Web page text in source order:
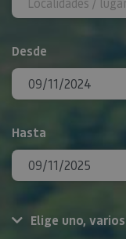
Desde
Hasta
Elige uno,